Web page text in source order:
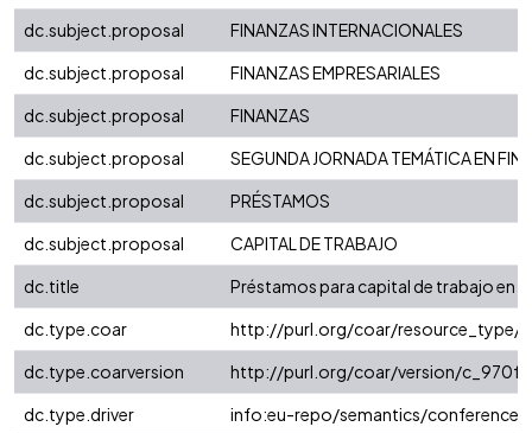
dc.subject.proposal
FINANZAS INTERNACIONALES
dc.subject.proposal
FINANZAS EMPRESARIALES
dc.subject.proposal
FINANZAS
dc.subject.proposal
SEGUNDA JORNADA TEMÁTICA EN
dc.subject.proposal
PRÉSTAMOS
dc.subject.proposal
CAPITAL DE TRABAJO
dc.title
Préstamos para capital de trabajo en
dc.type.coar
http://purl.org/coar/resource_type/
dc.type.coarversion
http://purl.org/coar/version/
dc.type.driver
info:eu-repo/semantics/